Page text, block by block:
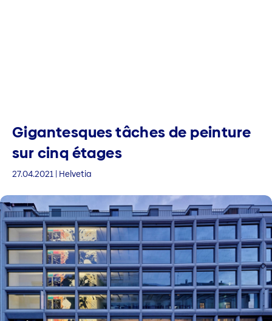
Gigantesques tâches de peinture
sur cinq étages
27.04.2021 | Helvetia